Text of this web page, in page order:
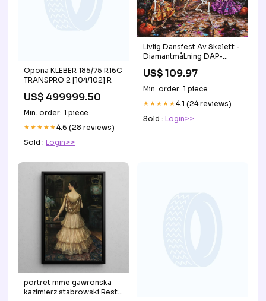
Opona KLEBER 185/75 R16C
TRANSPRO 2 [104/102] R
US$ 499999.50
Min. order: 1 piece
★★★★★4.6 (28 reviews)
Sold : Login>>
Livlig Dansfest Av Skelett -
DiamantmåLning DAP-
US$ 109.97
Min. order: 1 piece
★★★★★4.1 (24 reviews)
Sold : Login>>
portret mme gawronska
kazimierz stabrowski Reste